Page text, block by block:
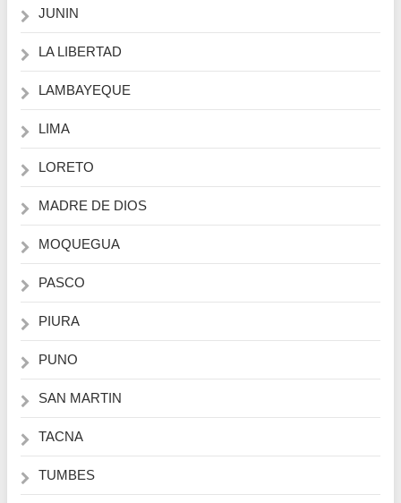
JUNIN
LA LIBERTAD
LAMBAYEQUE
LIMA
LORETO
MADRE DE DIOS
MOQUEGUA
PASCO
PIURA
PUNO
SAN MARTIN
TACNA
TUMBES